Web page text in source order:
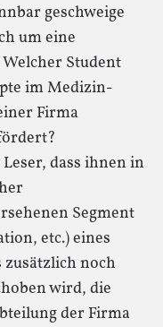
geschweige
um eine
Student
im Medizin-
Firma
dass ihnen in
Segment
etc.) eines
noch
wird, die
der Firma